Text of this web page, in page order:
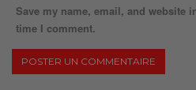
Save my name, email, and website
time I comment.